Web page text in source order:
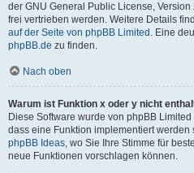
der GNU General Public License,
frei vertrieben werden. Weitere Details
auf der Seite von phpBB Limited . Eine
phpBB.de zu finden.
Nach oben
Warum ist Funktion x oder y nicht
Diese Software wurde von phpBB
dass eine Funktion implementiert werden
phpBB Ideas, wo Sie Ihre Stimme für
neue Funktionen vorschlagen können.